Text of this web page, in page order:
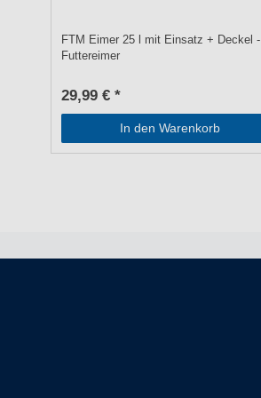
FTM Eimer 25 l mit Einsatz + Deckel -
Futtereimer
29,99 € *
In den Warenkorb